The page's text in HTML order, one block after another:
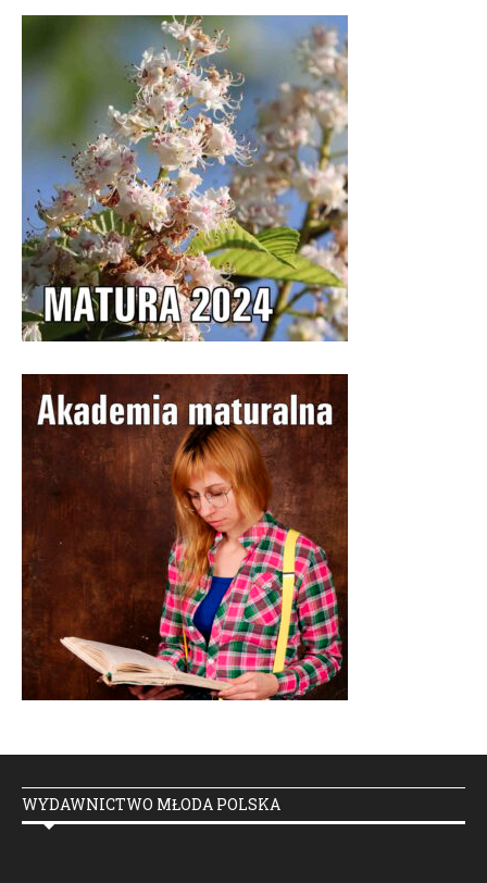
WYDAWNICTWO MŁODA POLSKA